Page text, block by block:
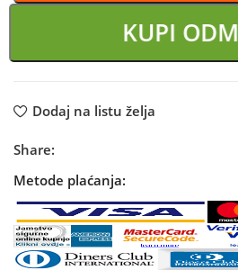
KUPI
Dodaj na listu želja
Share:
Metode plaćanja: